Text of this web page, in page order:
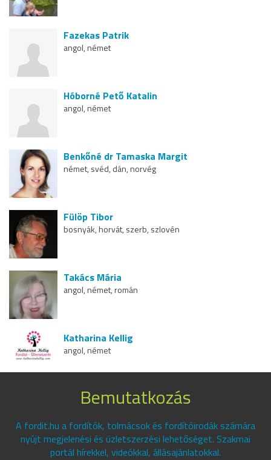
Fazekas Patrik
angol, német
Hóborné Pető Katalin
angol, német
Benkőné dr Tamaska Margit
német, svéd, dán, norvég
Fülöp Tibor
bosnyák, horvát, szerb, szlovén
Takács Mária
angol, német, román
Katharina Kellig
angol, német
Bemutatkozás
A fordit.hu a fordítók, tolmácsok és fordítóirodák számára
nyújt megjelenési és üzletszerzési lehetőséget. Szakmai
portál hírekkel, videókkal, állásajánlatokkal.